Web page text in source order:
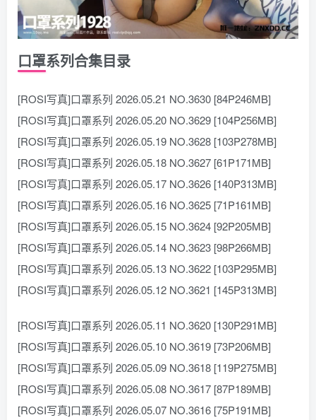
口罩系列合集目录
[ROSI写真]口罩系列 2026.05.21 NO.3630 [84P246MB]
[ROSI写真]口罩系列 2026.05.20 NO.3629 [104P256MB]
[ROSI写真]口罩系列 2026.05.19 NO.3628 [103P278MB]
[ROSI写真]口罩系列 2026.05.18 NO.3627 [61P171MB]
[ROSI写真]口罩系列 2026.05.17 NO.3626 [140P313MB]
[ROSI写真]口罩系列 2026.05.16 NO.3625 [71P161MB]
[ROSI写真]口罩系列 2026.05.15 NO.3624 [92P205MB]
[ROSI写真]口罩系列 2026.05.14 NO.3623 [98P266MB]
[ROSI写真]口罩系列 2026.05.13 NO.3622 [103P295MB]
[ROSI写真]口罩系列 2026.05.12 NO.3621 [145P313MB]
[ROSI写真]口罩系列 2026.05.11 NO.3620 [130P291MB]
[ROSI写真]口罩系列 2026.05.10 NO.3619 [73P206MB]
[ROSI写真]口罩系列 2026.05.09 NO.3618 [119P275MB]
[ROSI写真]口罩系列 2026.05.08 NO.3617 [87P189MB]
[ROSI写真]口罩系列 2026.05.07 NO.3616 [75P191MB]